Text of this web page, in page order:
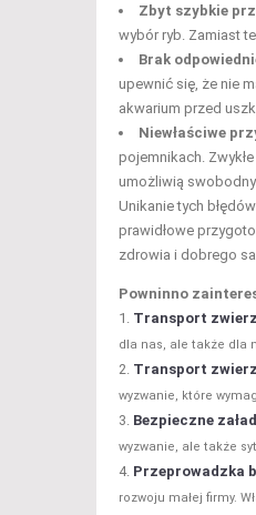
Zbyt szybkie
wybór ryb. Zamiast
Brak
upewnić się, że nie
akwarium przed
Niewłaściwe
pojemnikach.
umożliwią
Unikanie tych
prawidłowe
zdrowia i dobrego
Powninno
Transport
dla nas, ale także dla
Transport
wyzwanie, które
Bezpieczne
wyzwanie, ale także
Przeprowadzka
rozwoju małej firmy.